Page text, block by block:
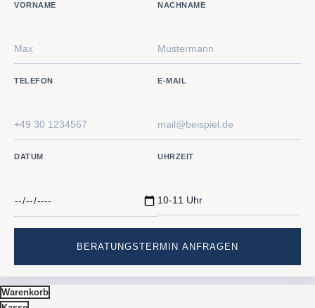
VORNAME NACHNAME
TELEFON E-MAIL
DATUM UHRZEIT
Warenkorb